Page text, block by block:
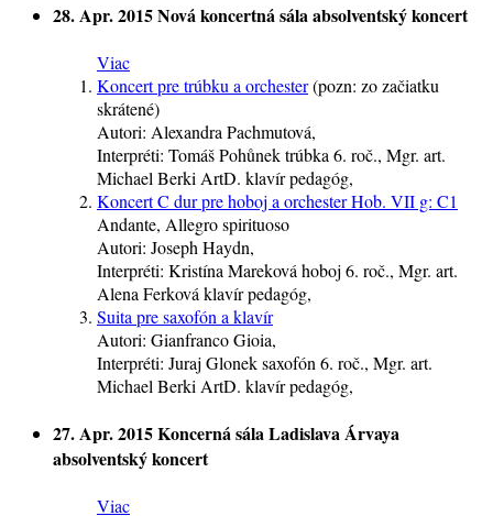
28. Apr. 2015Nová koncertná sála absolventský koncert
Viac
Koncert pre trúbku a orchester(pozn: zo začiatku
skrátené)
Autori: Alexandra Pachmutová,
Interpréti: Tomáš Pohůnektrúbka 6. roč., Mgr. art.
Michael Berki ArtD. klavírpedagóg,
Koncert C dur pre hoboj a orchester Hob. VII g: C1
Andante, Allegro spirituoso
Autori: Joseph Haydn,
Interpréti: Kristína Mareková hoboj 6. roč., Mgr. art.
Alena Ferková klavírpedagóg,
Suita pre saxofón a klavír
Autori: Gianfranco Gioia,
Interpréti: Juraj Gloneksaxofón 6. roč., Mgr. art.
Michael Berki ArtD. klavírpedagóg,
27. Apr. 2015Koncerná sála Ladislava Árvaya
absolventský koncert
Viac